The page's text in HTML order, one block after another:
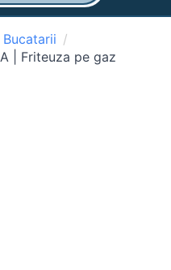
| Friteuza pe gaz